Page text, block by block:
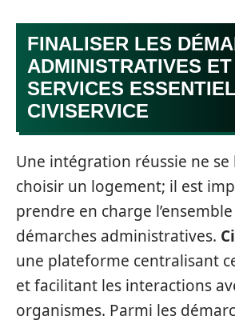
FINALISER LES
ADMINISTRATIVES ET
SERVICES
CIVISERVICE
Une intégration réussie ne se
choisir un logement; il est
prendre en charge
démarches administratives.
une plateforme centralisant
et facilitant les interactions
organismes. Parmi les